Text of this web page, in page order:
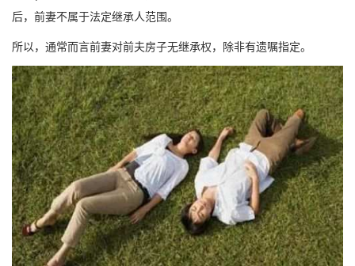
后，前妻不属于法定继承人范围。
所以，通常而言前妻对前夫房子无继承权，除非有遗嘱指定。